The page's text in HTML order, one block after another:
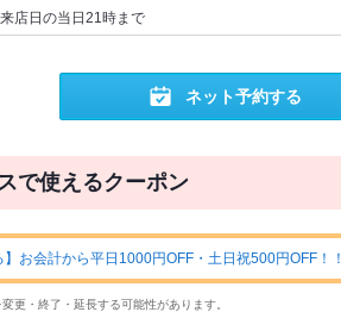
来店日の当日21時まで
ネット予約する
で使えるクーポン
】お会計から平日1000円OFF・土日祝500円OFF！！
更・終了・延長する可能性があります。